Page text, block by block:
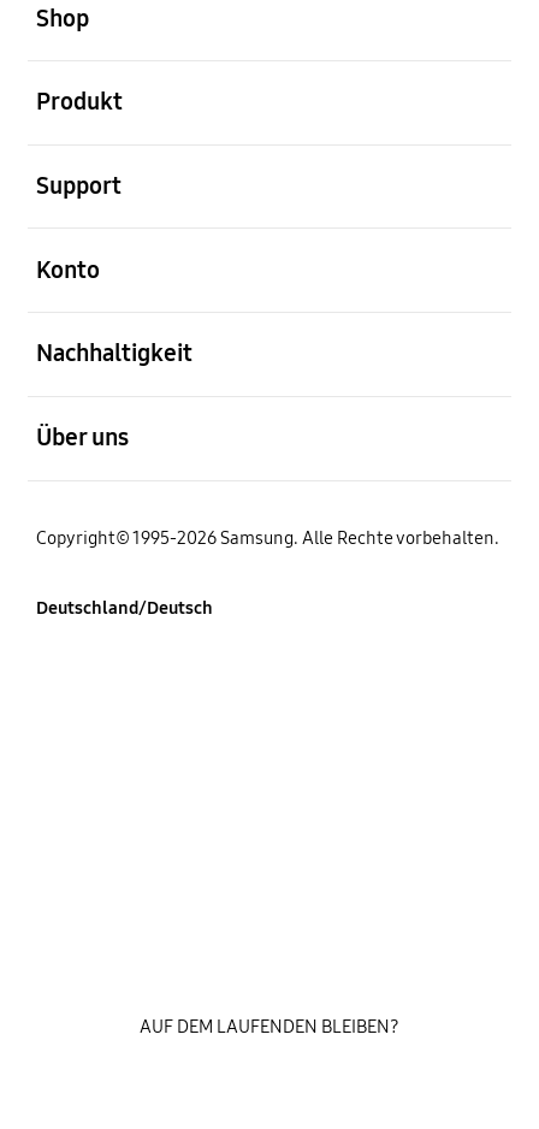
Shop
Produkt
Support
Konto
Nachhaltigkeit
Über uns
Copyright© 1995-2026 Samsung. Alle Rechte vorbehalten.
Deutschland/Deutsch
AUF DEM LAUFENDEN BLEIBEN?